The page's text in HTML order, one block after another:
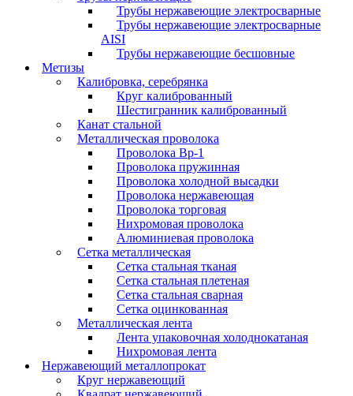
Трубы нержавеющие электросварные
Трубы нержавеющие электросварные
AISI
Трубы нержавеющие бесшовные
Метизы
Калибровка, серебрянка
Круг калиброванный
Шестигранник калиброванный
Канат стальной
Металлическая проволока
Проволока Вр-1
Проволока пружинная
Проволока холодной высадки
Проволока нержавеющая
Проволока торговая
Нихромовая проволока
Алюминиевая проволока
Сетка металлическая
Сетка стальная тканая
Сетка стальная плетеная
Сетка стальная сварная
Сетка оцинкованная
Металлическая лента
Лента упаковочная холоднокатаная
Нихромовая лента
Нержавеющий металлопрокат
Круг нержавеющий